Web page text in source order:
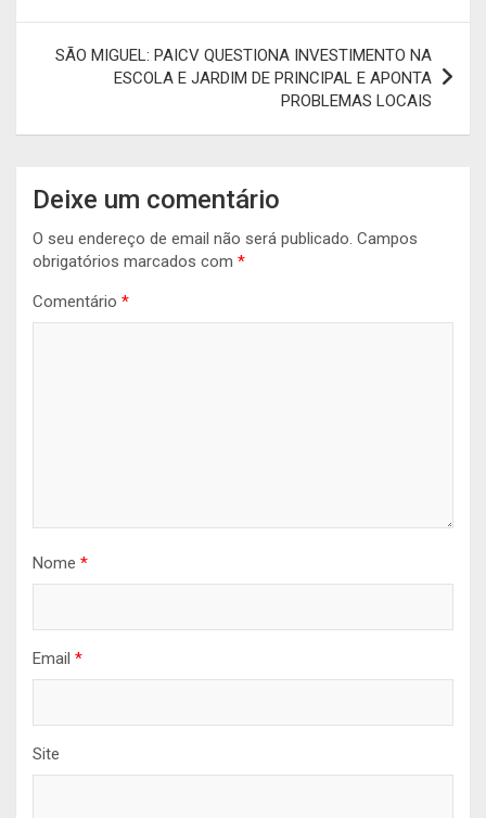
artigos
SÃO MIGUEL: PAICV QUESTIONA INVESTIMENTO NA
ESCOLA E JARDIM DE PRINCIPAL E APONTA
PROBLEMAS LOCAIS
Deixe um comentário
O seu endereço de email não será publicado. Campos
obrigatórios marcados com *
Comentário *
Nome *
Email *
Site